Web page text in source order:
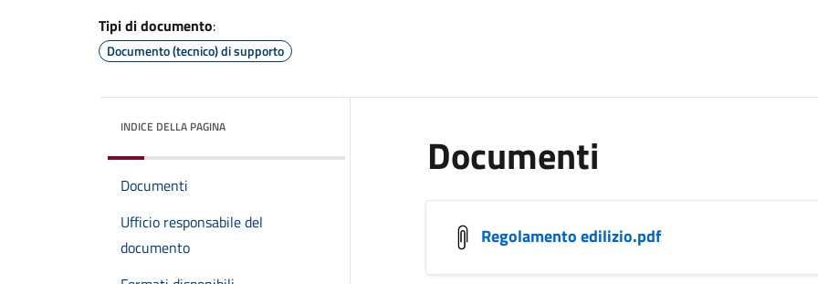
Tipi di documento:
Documento (tecnico) di supporto
INDICE DELLA PAGINA
Documenti
Ufficio responsabile del
documento
Documenti
Regolamento edilizio.pdf